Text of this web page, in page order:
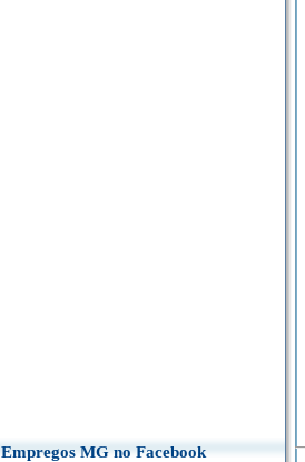
Empregos MG no Facebook